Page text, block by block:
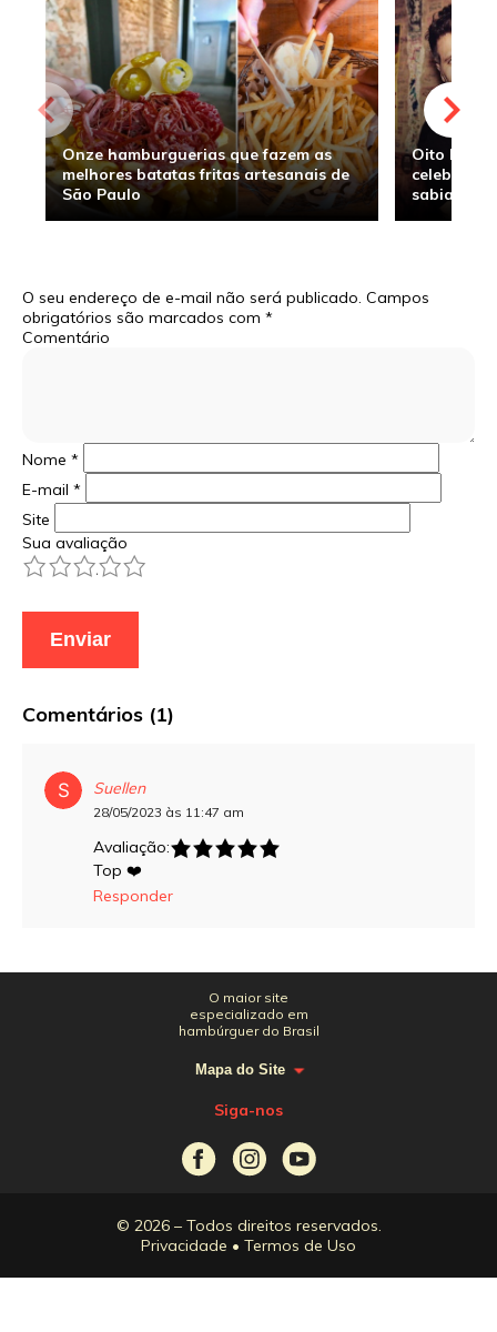
Onze hamburguerias que fazem as
melhores batatas fritas artesanais de
São Paulo
Oito
sabia
O seu endereço de e-mail não será publicado. Campos
obrigatórios são marcados com *
Comentário
Nome *
E-mail *
Site
Sua avaliação
5
4
3
2
Comentários (1)
Suellen
28/05/2023 às 11:47 am
Avaliação:
Top ❤️
Responder
O maior site
especializado em
hambúrguer do Brasil
Mapa do Site
Siga-nos
© 2026 – Todos direitos reservados.
Privacidade • Termos de Uso